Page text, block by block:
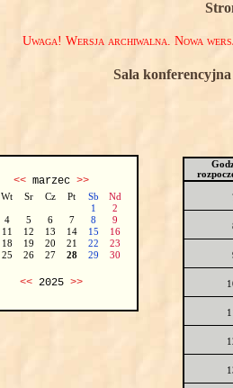
Uwaga! Wersja archiwalna. Nowa
Sala konferencyjna
<<marzec >>
Wt Sr Cz Pt Sb
Nd
1
2
4 5 6 7 8
9
11 12 13 14 15
16
18 19 20 21 22
23
25 26 27 28 29
30
<<2025 >>